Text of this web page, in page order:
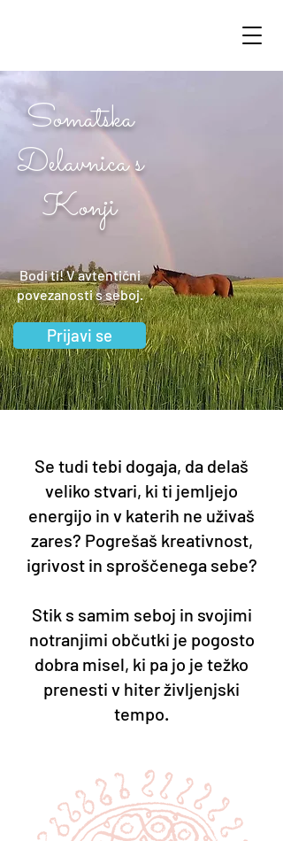
Somatska
Delavnica s
Konji
Bodi ti! V avtentični
povezanosti s seboj.
Prijavi se
Se tudi tebi dogaja, da delaš
veliko stvari, ki ti jemljejo
energijo in v katerih ne uživaš
zares? Pogrešaš kreativnost,
igrivost in sproščenega sebe?
Stik s samim seboj in svojimi
notranjimi občutki je pogosto
dobra misel, ki pa jo je težko
prenesti v hiter življenjski
tempo.